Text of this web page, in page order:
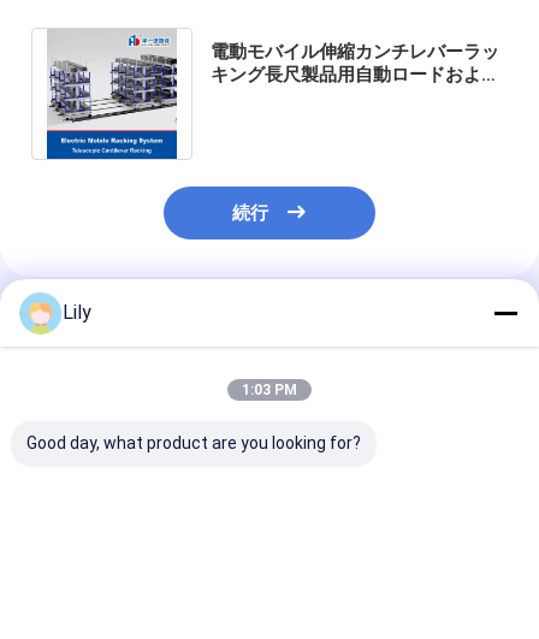
電動モバイル伸縮カンチレバーラッ
キング長尺製品用自動ロードおよび
続行
推薦されたプロダクト
Lily
1:03 PM
Good day, what product are you looking for?